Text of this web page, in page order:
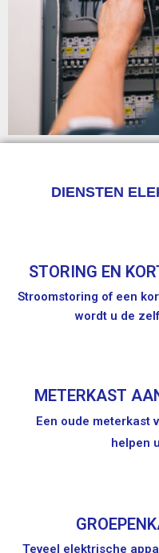
DIENSTEN
STORING EN
Stroomstoring of een
wordt u de
METERKAST
Een oude meterkast
helpen
Teveel elektrische